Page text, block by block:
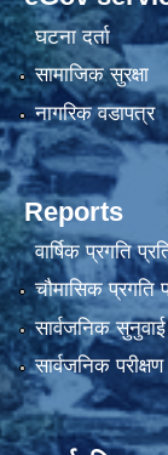
घटना दर्ता
सामाजिक सुरक्षा
नागरिक वडापत्र
Reports
वार्षिक प्रगति
चौमासिक प्रगति
सार्वजनिक सुनुवाई
सार्वजनिक परीक्षण